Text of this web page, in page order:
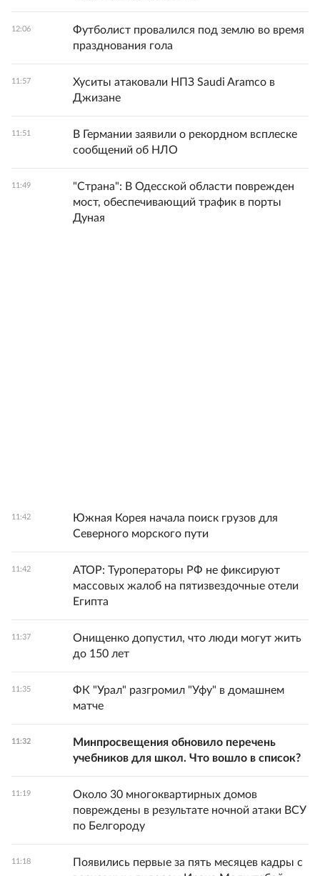
12:06
Футболист провалился под землю во время
празднования гола
11:57
Хуситы атаковали НПЗ Saudi Aramco в
Джизане
11:51
В Германии заявили о рекордном всплеске
сообщений об НЛО
11:49
"Страна": В Одесской области поврежден
мост, обеспечивающий трафик в порты
Дуная
11:42
Южная Корея начала поиск грузов для
Северного морского пути
11:42
АТОР: Туроператоры РФ не фиксируют
массовых жалоб на пятизвездочные отели
Египта
11:37
Онищенко допустил, что люди могут жить
до 150 лет
11:35
ФК "Урал" разгромил "Уфу" в домашнем
матче
11:32
Минпросвещения обновило перечень
учебников для школ. Что вошло в список?
11:19
Около 30 многоквартирных домов
повреждены в результате ночной атаки ВСУ
по Белгороду
11:18
Появились первые за пять месяцев кадры с